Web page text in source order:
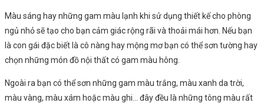
Màu sáng hay những gam màu lạnh khi sử dụng thiết kế cho phòng
ngủ nhỏ sẽ tạo cho bạn cảm giác rộng rãi và thoải mái hơn. Nếu bạn
là con gái đặc biết là cô nàng hay mộng mơ bạn có thể sơn tường hay
chọn những món đồ nội thất có gam màu hông.
Ngoài ra bạn có thể sơn những gam màu trắng, màu xanh da trời,
màu vàng, màu xám hoặc màu ghi… đây đều là những tông màu rất